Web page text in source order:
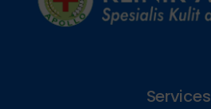
Services